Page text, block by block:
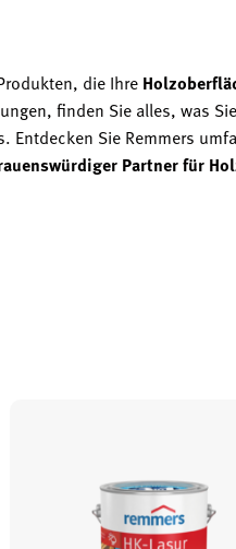
die Ihre
finden Sie alles, was
Entdecken Sie Remmers
Partner für